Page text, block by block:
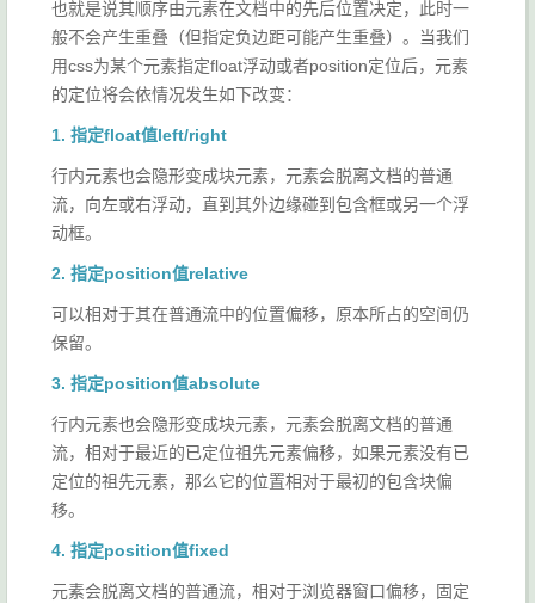
也就是说其顺序由元素在文档中的先后位置决定，此时一
般不会产生重叠（但指定负边距可能产生重叠）。当我们
用css为某个元素指定float浮动或者position定位后，元素
的定位将会依情况发生如下改变：
1. 指定float值left/right
行内元素也会隐形变成块元素，元素会脱离文档的普通
流，向左或右浮动，直到其外边缘碰到包含框或另一个浮
动框。
2. 指定position值relative
可以相对于其在普通流中的位置偏移，原本所占的空间仍
保留。
3. 指定position值absolute
行内元素也会隐形变成块元素，元素会脱离文档的普通
流，相对于最近的已定位祖先元素偏移，如果元素没有已
定位的祖先元素，那么它的位置相对于最初的包含块偏
移。
4. 指定position值fixed
元素会脱离文档的普通流，相对于浏览器窗口偏移，固定